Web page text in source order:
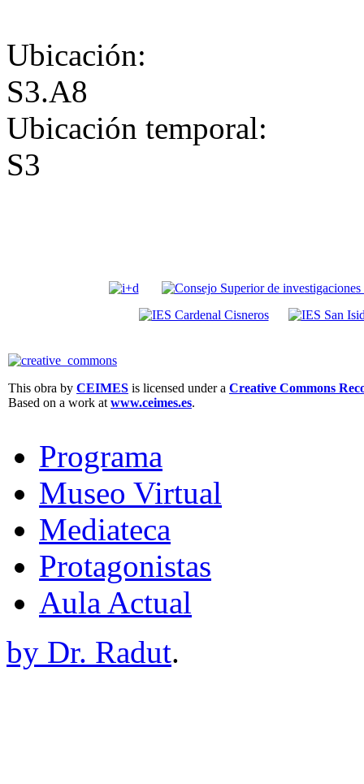
Ubicación:
S3.A8
Ubicación temporal:
S3
This obra by CEIMES is licensed under a Creative Commons
Based on a work at www.ceimes.es.
Programa
Museo Virtual
Mediateca
Protagonistas
Aula Actual
by Dr. Radut.